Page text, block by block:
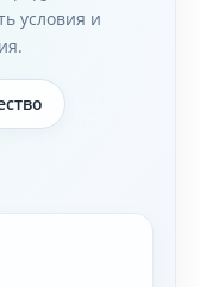
условия и